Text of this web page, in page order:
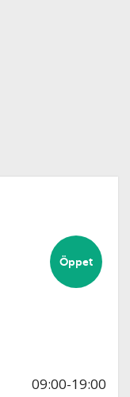
Öppet
09:00-19:00